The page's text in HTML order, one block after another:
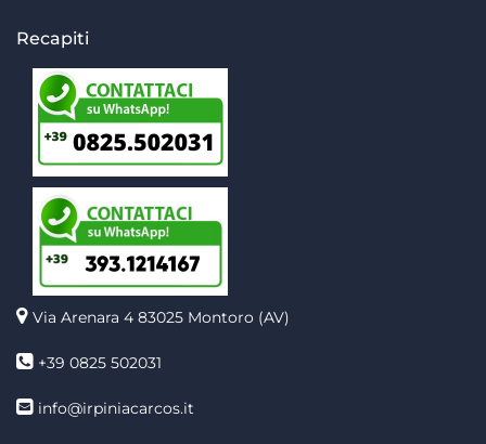
Recapiti
Via Arenara 4 83025 Montoro (AV)
+39 0825 502031
info@irpiniacarcos.it